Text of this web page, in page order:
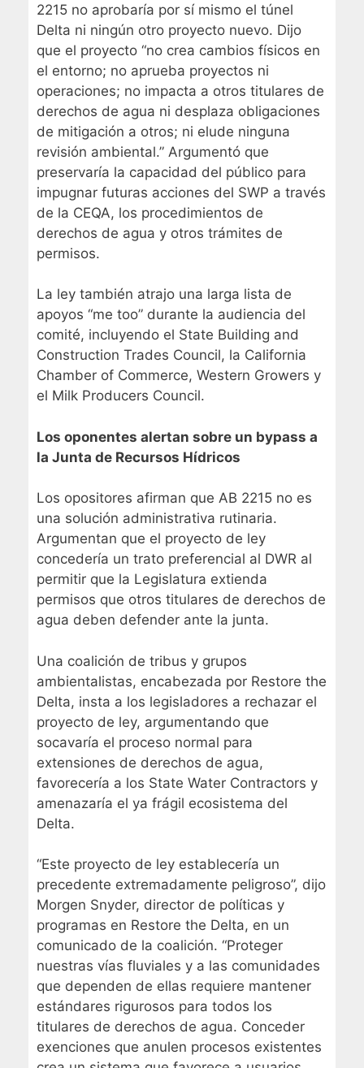
2215 no aprobaría por sí mismo el túnel
Delta ni ningún otro proyecto nuevo. Dijo
que el proyecto “no crea cambios físicos en
el entorno; no aprueba proyectos ni
operaciones; no impacta a otros titulares de
derechos de agua ni desplaza obligaciones
de mitigación a otros; ni elude ninguna
revisión ambiental.” Argumentó que
preservaría la capacidad del público para
impugnar futuras acciones del SWP a través
de la CEQA, los procedimientos de
derechos de agua y otros trámites de
permisos.
La ley también atrajo una larga lista de
apoyos “me too” durante la audiencia del
comité, incluyendo el State Building and
Construction Trades Council, la California
Chamber of Commerce, Western Growers y
el Milk Producers Council.
Los oponentes alertan sobre un bypass a
la Junta de Recursos Hídricos
Los opositores afirman que AB 2215 no es
una solución administrativa rutinaria.
Argumentan que el proyecto de ley
concedería un trato preferencial al DWR al
permitir que la Legislatura extienda
permisos que otros titulares de derechos de
agua deben defender ante la junta.
Una coalición de tribus y grupos
ambientalistas, encabezada por Restore the
Delta, insta a los legisladores a rechazar el
proyecto de ley, argumentando que
socavaría el proceso normal para
extensiones de derechos de agua,
favorecería a los State Water Contractors y
amenazaría el ya frágil ecosistema del
Delta.
“Este proyecto de ley establecería un
precedente extremadamente peligroso”, dijo
Morgen Snyder, director de políticas y
programas en Restore the Delta, en un
comunicado de la coalición. “Proteger
nuestras vías fluviales y a las comunidades
que dependen de ellas requiere mantener
estándares rigurosos para todos los
titulares de derechos de agua. Conceder
exenciones que anulen procesos existentes